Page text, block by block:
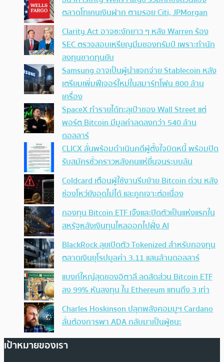
ตลาดโทเคนเงินฝาก ตามรอย Citi, JPMorgan
Clarity Act อาจชะงักยาว ๆ หลัง Warren ร้อง
SEC ตรวจสอบเหรียญมีมของทรัมป์ เพราะทำนัก
ลงทุนขาดทุนยับ
Samsung อาจเป็นผู้นำแจกจ่าย Stablecoin หลัง
เตรียมเพิ่มฟีเจอร์ใหม่ในสมาร์ทโฟน 800 ล้าน
เครื่อง
SpaceX ทำรายได้ทะลุเป้าของ Wall Street แต่
พอร์ต Bitcoin มีมูลค่าลดลงกว่า 540 ล้าน
ดอลลาร์
CLICX ลั่นพร้อมดำเนินคดีผู้ตั้งใจบิดหนี้ พร้อมปิด
รับสมัครชั่วคราวหลังคนแห่ยื่นจนระบบล้น
Coldcard เตือนผู้ใช้งานรีบย้าย Bitcoin ด่วน หลัง
ช่องโหว่ยังอุดไม่ได้ และถูกเจาะต่อเนื่อง
กองทุน Bitcoin ETF เจ๊งและปิดตัวเป็นแห่งแรกใน
สหรัฐหลังเงินทุนไหลออกไปฝั่ง AI
BlackRock ลุยเปิดตัว Tokenized สำหรับกองทุน
ตลาดเงินยุโรปมูลค่า 3.11 แสนล้านดอลลาร์
แบงก์ใหญ่สุดของอิตาลี ลดสัดส่วน Bitcoin ETF
ลง 99% หันลงทุน ใน Ethereum แทนถึง 3 เท่า
Charles Hoskinson ปลุกพลังคอมมูฯ Cardano
ลั่นต้องการพา ADA กลับมาเป็นผู้ชนะ
เป้าหมายของเรา